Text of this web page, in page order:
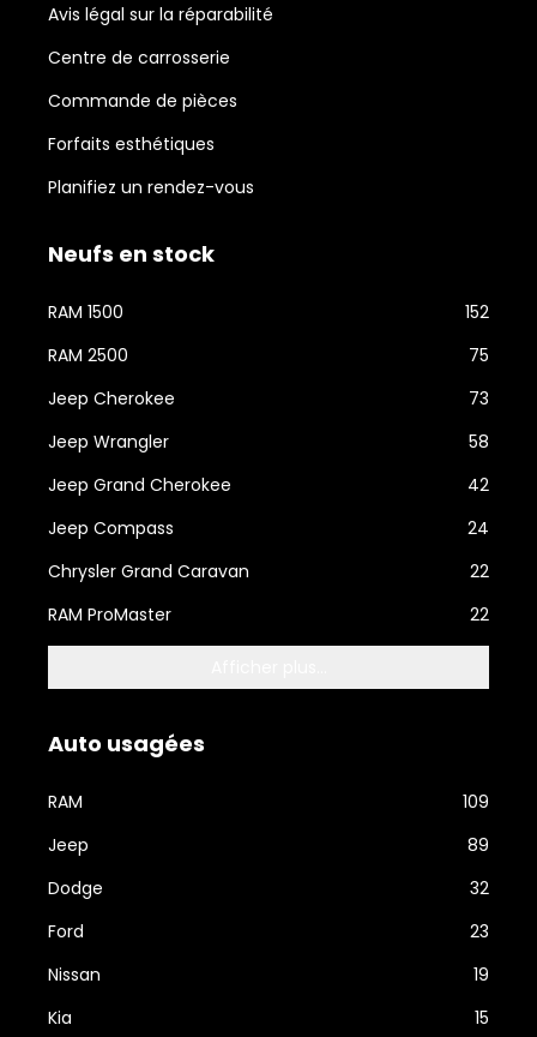
Avis légal sur la réparabilité
Centre de carrosserie
Commande de pièces
Forfaits esthétiques
Planifiez un rendez-vous
Neufs en stock
RAM 1500
152
RAM 2500
75
Jeep Cherokee
73
Jeep Wrangler
58
Jeep Grand Cherokee
42
Jeep Compass
24
Chrysler Grand Caravan
22
RAM ProMaster
22
Auto usagées
RAM
109
Jeep
89
Dodge
32
Ford
23
Nissan
19
Kia
15